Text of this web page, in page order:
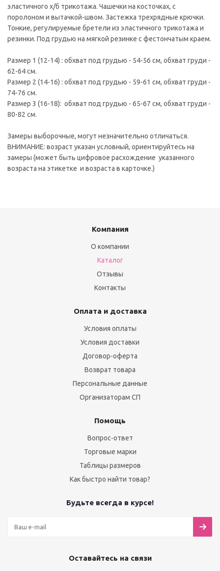
эластичного х/б трикотажа. Чашечки на косточках, с
поролоном и вытачкой-швом. Застежка трехрядные крючки.
Тонкие, регулируемые бретели из эластичного трикотажа и
резинки. Под грудью на мягкой резинке с фестончатым краем.
Размер 1 (12-14) : обхват под грудью - 54-56 см, обхват груди -
62-64 см.
Размер 2 (14-16) : обхват под грудью - 59-61 см, обхват груди -
74-76 см.
Размер 3 (16-18): обхват под грудью - 65-67 см, обхват груди -
80-82 см.
Замеры выборочные, могут незначительно отличаться.
ВНИМАНИЕ: возраст указан условный, ориентируйтесь на
замеры (может быть цифровое расхождение указанного
возраста на этикетке и возраста в карточке.)
Компания
О компании
Каталог
Отзывы
Контакты
Оплата и доставка
Условия оплаты
Условия доставки
Договор-оферта
Возврат товара
Персональные данные
Организаторам СП
Помощь
Вопрос-ответ
Торговые марки
Таблицы размеров
Как быстро найти товар?
Будьте всегда в курсе!
Оставайтесь на связи